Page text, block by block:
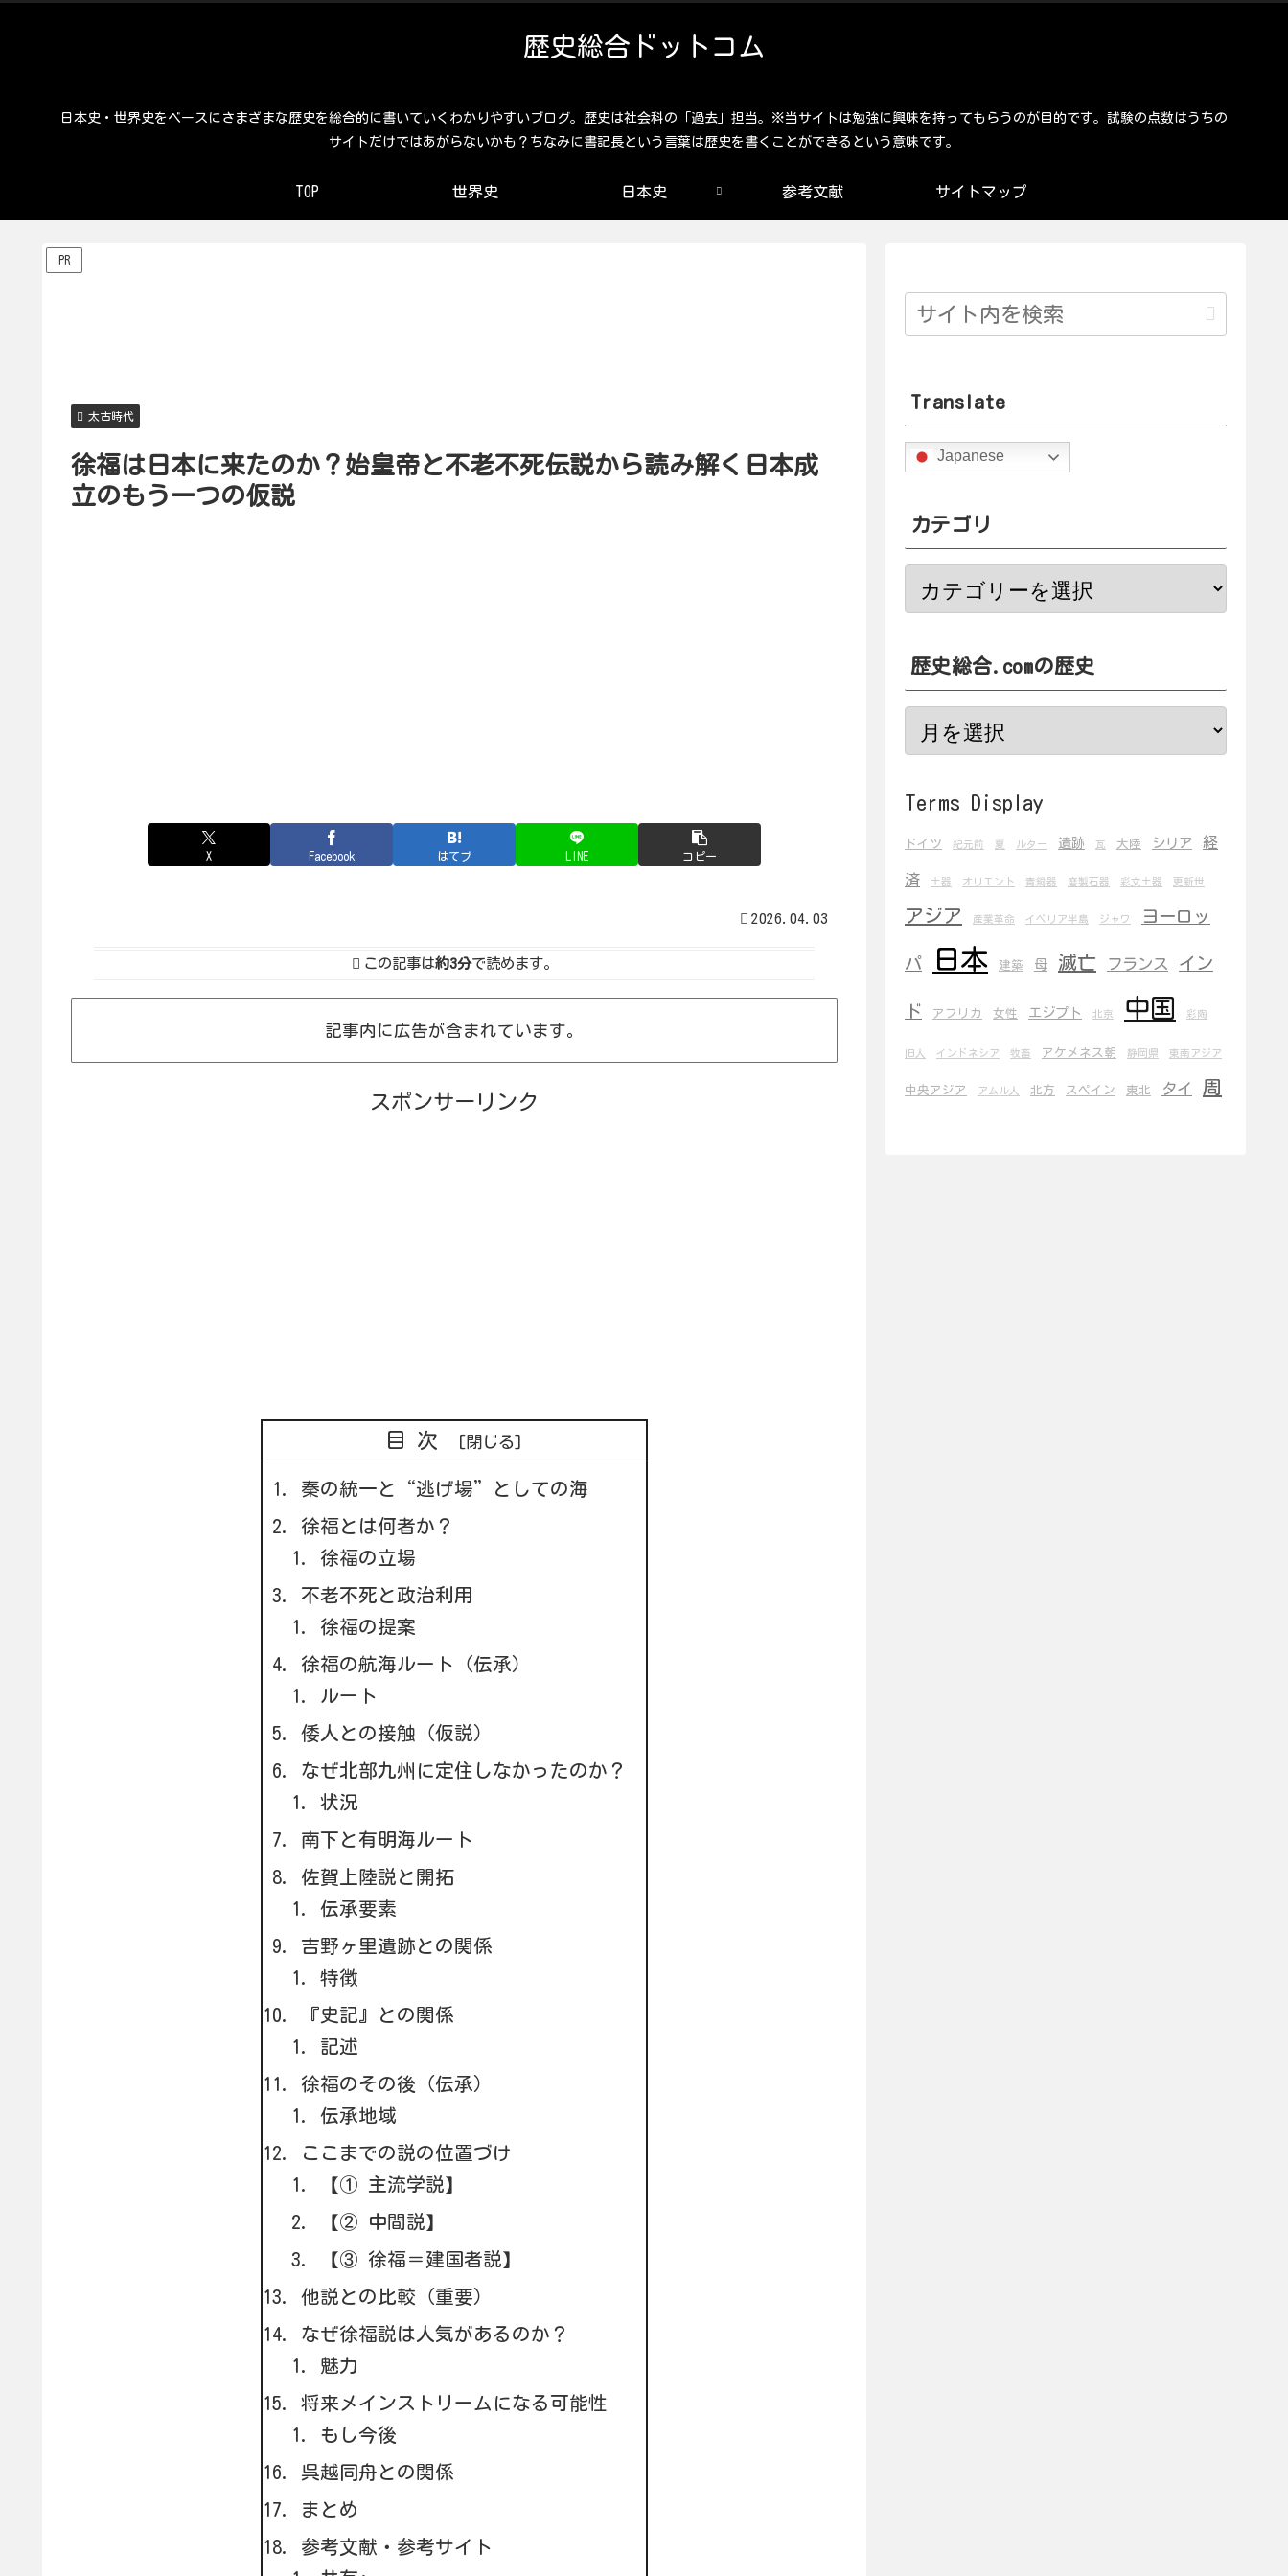
歴史総合ドットコム
日本史・世界史をベースにさまざまな歴史を総合的に書いていくわかりやすいブログ。歴史は社会科の「過去」担当。※当サイトは勉強に興味を持ってもらうのが目的です。試験の点数はうちの
サイトだけではあがらないかも？ちなみに書記長という言葉は歴史を書くことができるという意味です。
TOP 世界史 日本史 参考文献 サイトマップ
PR
太古時代
徐福は日本に来たのか？始皇帝と不老不死伝説から読み解く日本成
立のもう一つの仮説
X Facebook はてブ LINE コピー
2026.04.03
この記事は約3分で読めます。
記事内に広告が含まれています。
スポンサーリンク
目次
秦の統一と“逃げ場”としての海
徐福とは何者か？
徐福の立場
不老不死と政治利用
徐福の提案
徐福の航海ルート（伝承）
ルート
倭人との接触（仮説）
なぜ北部九州に定住しなかったのか？
状況
南下と有明海ルート
佐賀上陸説と開拓
伝承要素
吉野ヶ里遺跡との関係
特徴
『史記』との関係
記述
徐福のその後（伝承）
伝承地域
ここまでの説の位置づけ
【① 主流学説】
【② 中間説】
【③ 徐福＝建国者説】
他説との比較（重要）
なぜ徐福説は人気があるのか？
魅力
将来メインストリームになる可能性
もし今後
呉越同舟との関係
まとめ
参考文献・参考サイト
Translate
Japanese
カテゴリ
歴史総合.comの歴史
Terms Display
ドイツ 紀元前 夏 ルター 遺跡 瓦 大陸 シリア 経
済 土器 オリエント 青銅器 磨製石器 彩文土器 更新世
アジア 産業革命 イベリア半島 ジャワ ヨーロッ
パ 日本 建築 母 滅亡 フランス イン
ド アフリカ 女性 エジプト 北京 中国 彩陶
旧人 インドネシア 牧畜 アケメネス朝 静岡県 東南アジア
中央アジア アムル人 北方 スペイン 東北 タイ 周